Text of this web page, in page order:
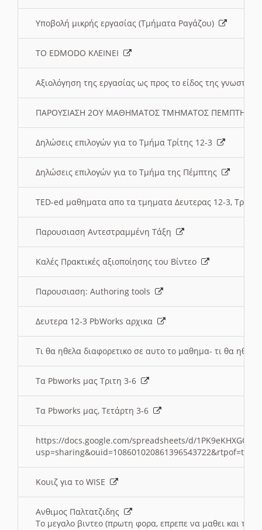
Υποβολή μικρής εργασίας (Τμήματα Ραγάζου)
ΤΟ EDMODO ΚΛΕΙΝΕΙ
Αξιολόγηση της εργασίας ως προς το είδος της
ΠΑΡΟΥΣΙΑΣΗ 2ΟΥ ΜΑΘΗΜΑΤΟΣ ΤΜΗΜΑΤΟΣ
Δηλώσεις επιλογών για το Τμήμα Τρίτης 12-3
Δηλώσεις επιλογών για το Τμήμα της Πέμπτης
TED-ed μαθηματα απο τα τμηματα Δευτερας 12-3,
Παρουσιαση Αντεστραμμένη Τάξη
Καλές Πρακτικές αξιοποίησης του Βίντεο
Παρουσιαση: Authoring tools
Δευτερα 12-3 PbWorks αρχικα
Τι θα ηθελα διαφορετικο σε αυτο το μαθημα- τι θα
Τα Pbworks μας Τριτη 3-6
Τα Pbworks μας, Τετάρτη 3-6
https://docs.google.com/spreadsheets/d/
Κουιζ για το WISE
Ανθιμος Παλτατζιδης
Το μεγαλο βιντεο (πρωτη φορα, επρεπε να μαθει και το